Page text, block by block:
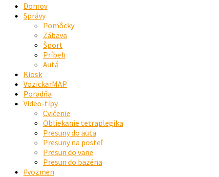
Domov
Správy
Pomôcky
Zábava
Šport
Príbeh
Autá
Kiosk
VozickarMAP
Poradňa
Video-tipy
Cvičenie
Obliekanie tetraplegika
Presuny do auta
Presuny na posteľ
Presun do vane
Presun do bazéna
#vozmen